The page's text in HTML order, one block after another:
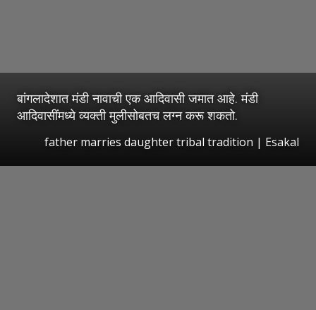
बांगलादेशात मंडी नावाची एक आदिवासी जमात आहे. मंडी
आदिवासींमध्ये व्यक्ती मुलीसोबतच लग्न करू शकतो.
father marries daughter tribal tradition | Esakal